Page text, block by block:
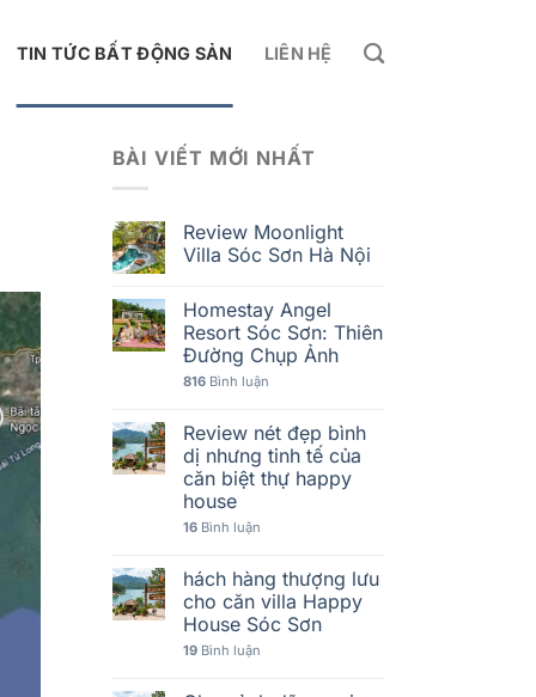
TIN TỨC BẤT ĐỘNG SẢN LIÊN HỆ
BÀI VIẾT MỚI NHẤT
Review Moonlight
Villa Sóc Sơn Hà Nội
Homestay Angel
Resort Sóc Sơn: Thiên
Đường Chụp Ảnh
816Bình luận
Review nét đẹp bình
dị nhưng tinh tế của
căn biệt thự happy
house
16Bình luận
hách hàng thượng lưu
cho căn villa Happy
House Sóc Sơn
19Bình luận